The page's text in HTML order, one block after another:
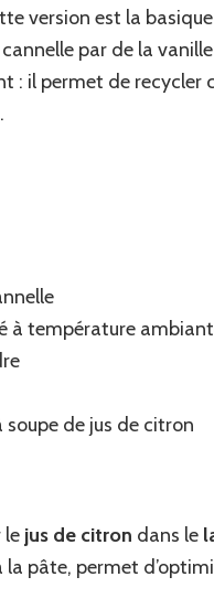
version est la
par de la
: il permet de
à température
soupe de jus de citron
le jus de citron dans le
pâte, permet